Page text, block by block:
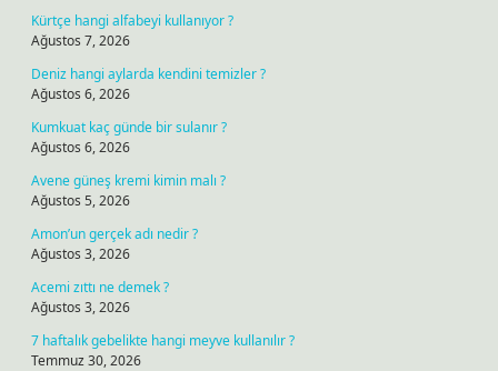
Kürtçe hangi alfabeyi kullanıyor ?
Ağustos 7, 2026
Deniz hangi aylarda kendini temizler ?
Ağustos 6, 2026
Kumkuat kaç günde bir sulanır ?
Ağustos 6, 2026
Avene güneş kremi kimin malı ?
Ağustos 5, 2026
Amon’un gerçek adı nedir ?
Ağustos 3, 2026
Acemi zıttı ne demek ?
Ağustos 3, 2026
7 haftalık gebelikte hangi meyve kullanılır ?
Temmuz 30, 2026